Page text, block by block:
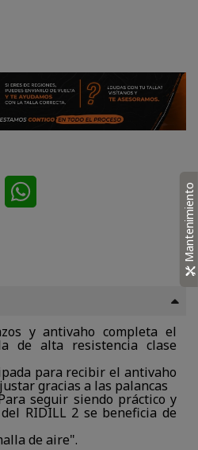
y antivaho completa el
de alta resistencia clase
para recibir el antivaho
gracias a las palancas
seguir siendo práctico y
RIDILL 2 se beneficia de
de aire".
Mantenimiento